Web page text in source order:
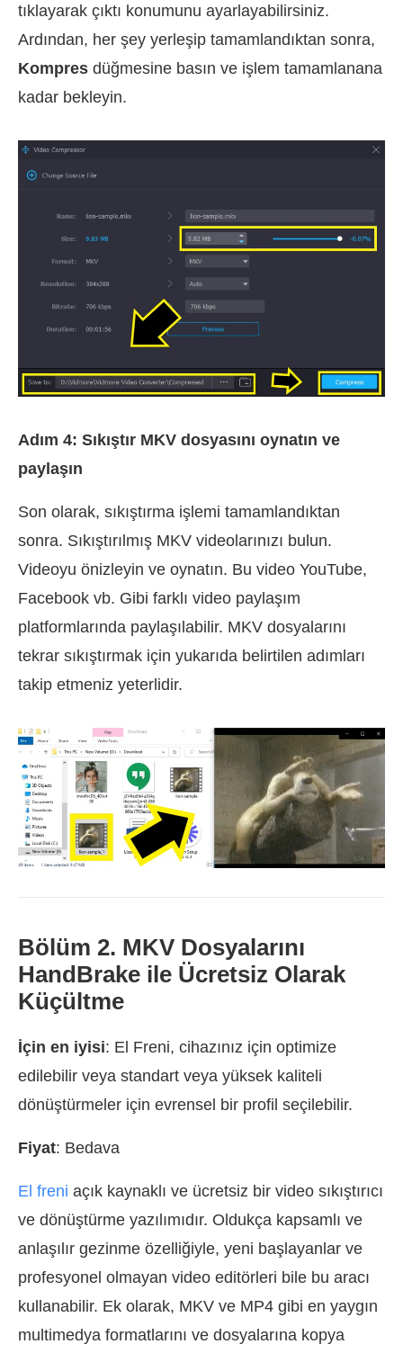
tıklayarak çıktı konumunu ayarlayabilirsiniz.
Ardından, her şey yerleşip tamamlandıktan sonra,
Kompres düğmesine basın ve işlem tamamlanana
kadar bekleyin.
Adım 4: Sıkıştır MKV dosyasını oynatın ve
paylaşın
Son olarak, sıkıştırma işlemi tamamlandıktan
sonra. Sıkıştırılmış MKV videolarınızı bulun.
Videoyu önizleyin ve oynatın. Bu video YouTube,
Facebook vb. Gibi farklı video paylaşım
platformlarında paylaşılabilir. MKV dosyalarını
tekrar sıkıştırmak için yukarıda belirtilen adımları
takip etmeniz yeterlidir.
Bölüm 2. MKV Dosyalarını
HandBrake ile Ücretsiz Olarak
Küçültme
İçin en iyisi: El Freni, cihazınız için optimize
edilebilir veya standart veya yüksek kaliteli
dönüştürmeler için evrensel bir profil seçilebilir.
Fiyat: Bedava
El freni açık kaynaklı ve ücretsiz bir video sıkıştırıcı
ve dönüştürme yazılımıdır. Oldukça kapsamlı ve
anlaşılır gezinme özelliğiyle, yeni başlayanlar ve
profesyonel olmayan video editörleri bile bu aracı
kullanabilir. Ek olarak, MKV ve MP4 gibi en yaygın
multimedya formatlarını ve dosyalarına kopya